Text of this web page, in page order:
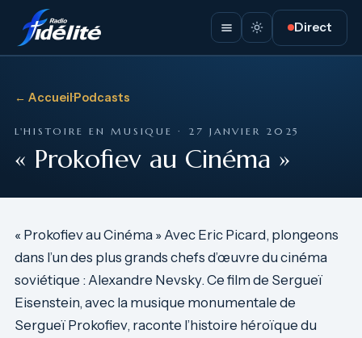
Direct
← Accueil·Podcasts
L'HISTOIRE EN MUSIQUE · 27 JANVIER 2025
« Prokofiev au Cinéma »
« Prokofiev au Cinéma » Avec Eric Picard, plongeons
dans l’un des plus grands chefs d’œuvre du cinéma
soviétique : Alexandre Nevsky. Ce film de Sergueï
Eisenstein, avec la musique monumentale de
Sergueï Prokofiev, raconte l’histoire héroïque du